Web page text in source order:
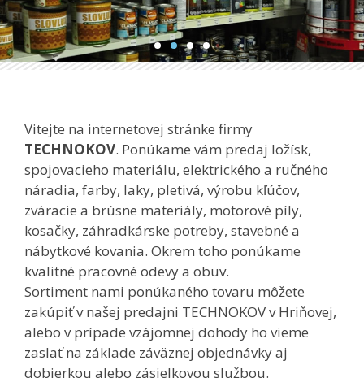
Vitejte na internetovej stránke firmy
TECHNOKOV. Ponúkame vám predaj ložísk,
spojovacieho materiálu, elektrického a ručného
náradia, farby, laky, pletivá, výrobu kľúčov,
zváracie a brúsne materiály, motorové píly,
kosačky, záhradkárske potreby, stavebné a
nábytkové kovania. Okrem toho ponúkame
kvalitné pracovné odevy a obuv.
Sortiment nami ponúkaného tovaru môžete
zakúpiť v našej predajni TECHNOKOV v Hriňovej,
alebo v prípade vzájomnej dohody ho vieme
zaslať na základe záväznej objednávky aj
dobierkou alebo zásielkovou službou.